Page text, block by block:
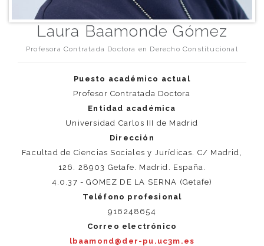
Laura Baamonde Gómez
Profesora Contratada Doctora en Derecho Constitucional
Puesto académico actual
Profesor Contratada Doctora
Entidad académica
Universidad Carlos III de Madrid
Dirección
Facultad de Ciencias Sociales y Jurídicas. C/ Madrid,
126. 28903 Getafe. Madrid. España.
4.0.37 - GOMEZ DE LA SERNA (Getafe)
Teléfono profesional
916248654
Correo electrónico
lbaamond@der-pu.uc3m.es